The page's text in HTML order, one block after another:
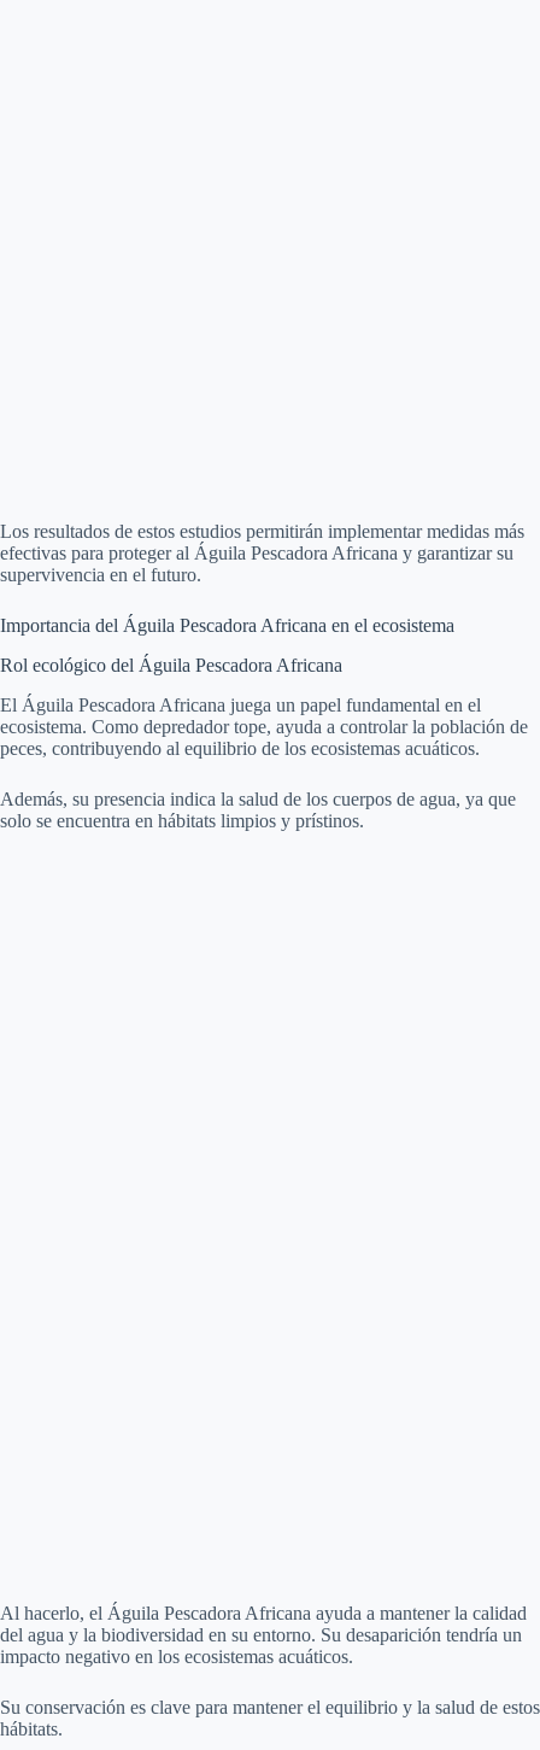
Los resultados de estos estudios permitirán implementar medidas más
efectivas para proteger al Águila Pescadora Africana y garantizar su
supervivencia en el futuro.
Importancia del Águila Pescadora Africana en el ecosistema
Rol ecológico del Águila Pescadora Africana
El Águila Pescadora Africana juega un papel fundamental en el
ecosistema. Como depredador tope, ayuda a controlar la población de
peces, contribuyendo al equilibrio de los ecosistemas acuáticos.
Además, su presencia indica la salud de los cuerpos de agua, ya que
solo se encuentra en hábitats limpios y prístinos.
Al hacerlo, el Águila Pescadora Africana ayuda a mantener la calidad
del agua y la biodiversidad en su entorno. Su desaparición tendría un
impacto negativo en los ecosistemas acuáticos.
Su conservación es clave para mantener el equilibrio y la salud de estos
hábitats.